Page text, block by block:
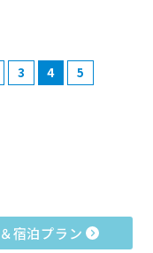
3 4 5
宿泊プラン